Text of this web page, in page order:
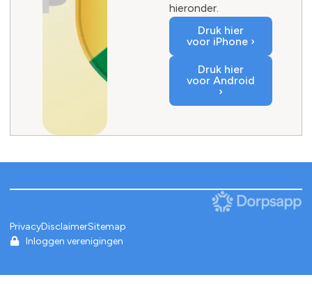
hieronder.
Druk hier
voor iPhone ›
Druk hier
voor Android
›
PrivacyDisclaimerSitemap
Inloggen verenigingen